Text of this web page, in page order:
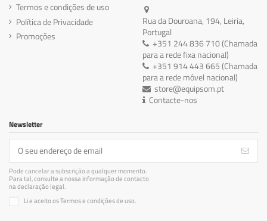
Termos e condições de uso
Política de Privacidade
Promoções
Rua da Douroana, 194, Leiria,
Portugal
+351 244 836 710 (Chamada
para a rede fixa nacional)
+351 914 443 665 (Chamada
para a rede móvel nacional)
store@equipsom.pt
Contacte-nos
Newsletter
Pode cancelar a subscrição a qualquer momento.
Para tal, consulte a nossa informação de contacto
na declaração legal.
Li e aceito os Termos e condições de uso.